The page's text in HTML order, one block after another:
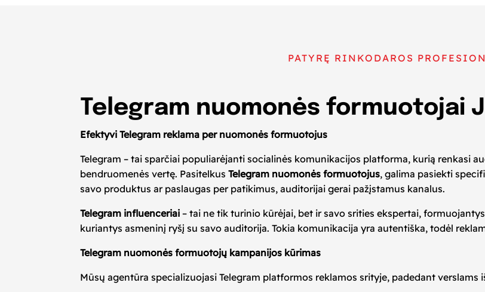
PATYRĘ RINKODAROS
Telegram nuomonės formuotojai
Efektyvi Telegram reklama per nuomonės formuotojus
Telegram – tai sparčiai populiarėjanti socialinės komunikacijos platforma, kurią renkasi
bendruomenės vertę. PasitelkusTelegram nuomonės formuotojus, galima pasiekti
savo produktus ar paslaugas per patikimus, auditorijai gerai pažįstamus kanalus.
Telegram influenceriai – tai ne tik turinio kūrėjai, bet ir savo srities ekspertai,
kuriantys asmeninį ryšį su savo auditorija. Tokia komunikacija yra autentiška, todėl
Telegram nuomonės formuotojų kampanijos kūrimas
Mūsų agentūra specializuojasi Telegram platformos reklamos srityje, padedant